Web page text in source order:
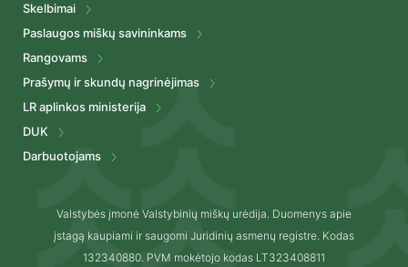
Skelbimai
Paslaugos miškų savininkams
Rangovams
Prašymų ir skundų nagrinėjimas
LR aplinkos ministerija
DUK
Darbuotojams
Valstybės įmonė Valstybinių miškų urėdija. Duomenys apie
įstagą kaupiami ir saugomi Juridinių asmenų registre. Kodas
132340880. PVM mokėtojo kodas LT323408811